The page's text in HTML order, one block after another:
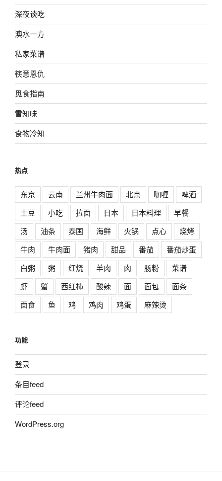
深夜谈吃
澳水一方
私家菜谱
筷意恩仇
觅食指南
雪知味
食物冷知
热点
东京 云南 兰州牛肉面 北京 咖喱
啤酒
土豆
小吃 拉面 日本 日本料理
早餐
汤
油条 泰国 海鲜 火锅 点心
烧烤
牛肉
牛肉面 猪肉 甜品 番茄
番茄炒蛋
白粥
粥 红烧 羊肉 肉 肠粉
菜谱
虾
蟹 西红柿 酸辣 面 面包
面条
面食
鱼 鸡 鸡肉 鸡蛋 麻辣烫
功能
登录
条目feed
评论feed
WordPress.org